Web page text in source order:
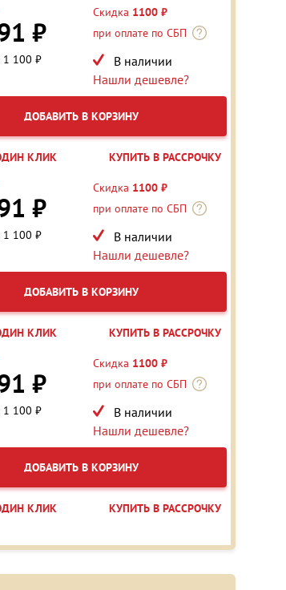
₽
1 100 ₽
Скидка 1100 ₽
при оплате по СБП
В наличии
Нашли дешевле?
ДОБАВИТЬ В КОРЗИНУ
КЛИК
КУПИТЬ В РАССРОЧКУ
₽
1 100 ₽
Скидка 1100 ₽
при оплате по СБП
В наличии
Нашли дешевле?
ДОБАВИТЬ В КОРЗИНУ
КЛИК
КУПИТЬ В РАССРОЧКУ
₽
1 100 ₽
Скидка 1100 ₽
при оплате по СБП
В наличии
Нашли дешевле?
ДОБАВИТЬ В КОРЗИНУ
КЛИК КУПИТЬ В РАССРОЧКУ